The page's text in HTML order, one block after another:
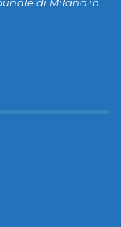
di Milano in